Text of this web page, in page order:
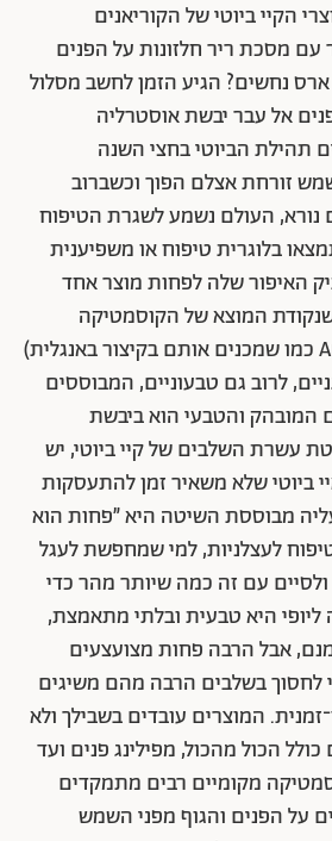
הקיי ביוטי של הקוריאנים
עם מסכת ריר חלזונות על הפנים
נחשים? הגיע הזמן לחשב מסלול
אל עבר יבשת אוסטרליה
תהילת הביוטי בחצי השנה
זורחת אצלם הפוך וכשברוב
העולם נשמע לשגרת הטיפוח
בלוגרית טיפוח או משפיענית
האיפור שלה לפחות מוצר אחד
המוצא של הקוסמטיקה
האוסטרלית (ה־Aussie כמו שמכנים אותם בקיצור באנגלית)
לרוב גם טבעוניים, המבוססים
המובהק והטבעי הוא ביבשת
עשרת השלבים של קיי ביוטי, יש
ביוטי שלא משאיר זמן להתעסקות
מבוססת השיטה היא ״פחות הוא
לעצלניות, למי שמחפשת לעגל
עם זה כמה שיותר מהר כדי
ליופי היא טבעית ובלתי מתאמצת,
אבל הרבה פחות מצועצעים
לחסוך בשלבים הרבה מהם משיגים
המוצרים עובדים בשבילך ולא
הכול מהכול, מפילינג פנים ועד
מקומיים רבים מתמקדים
על הפנים והגוף מפני השמש